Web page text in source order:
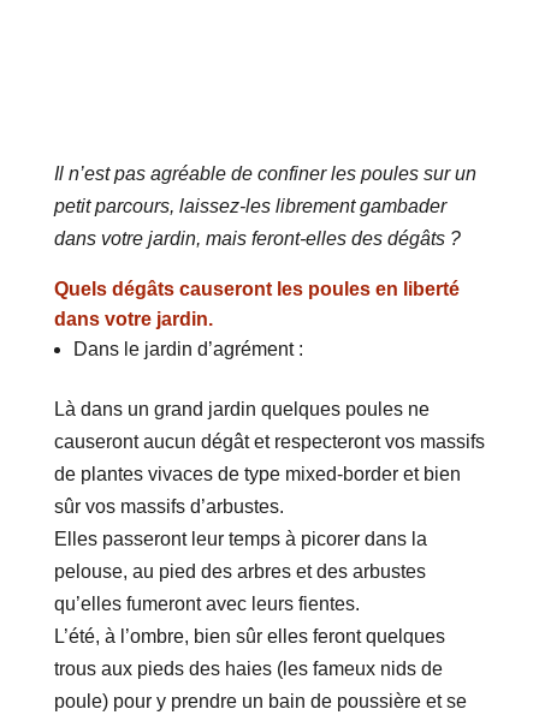
Il n’est pas agréable de confiner les poules sur un
petit parcours, laissez-les librement gambader
dans votre jardin, mais feront-elles des dégâts ?
Quels dégâts causeront les poules en liberté
dans votre jardin.
Dans le jardin d’agrément :
Là dans un grand jardin quelques poules ne
causeront aucun dégât et respecteront vos massifs
de plantes vivaces de type mixed-border et bien
sûr vos massifs d’arbustes.
Elles passeront leur temps à picorer dans la
pelouse, au pied des arbres et des arbustes
qu’elles fumeront avec leurs fientes.
L’été, à l’ombre, bien sûr elles feront quelques
trous aux pieds des haies (les fameux nids de
poule) pour y prendre un bain de poussière et se